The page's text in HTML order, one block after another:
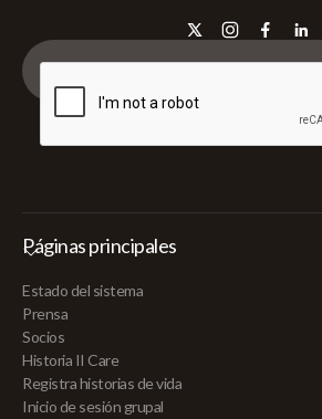
Páginas principales
Estado del sistema
Prensa
Socios
Historia II Care
Registra historias de vida
Inicio de sesión grupal